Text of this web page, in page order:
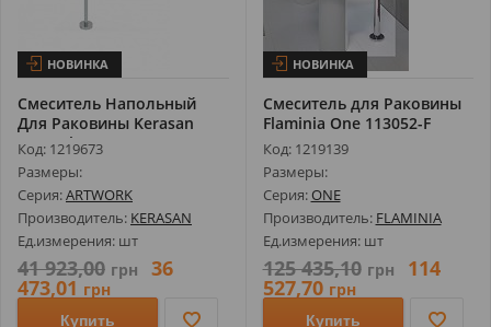
НОВИНКА
Смеситель Напольный
Для Раковины Kerasan
Artwork 756...
Код: 1219673
Размеры:
Серия:ARTWORK
Производитель: KERASAN
Ед.измерения: шт
41 923,00 грн 36
473,01 грн
Купить
НОВИНКА
Смеситель для Раковины
Flaminia One 113052-F
Отдельн...
Код: 1219139
Размеры:
Серия:ONE
Производитель: FLAMINIA
Ед.измерения: шт
125 435,10 грн 114
527,70 грн
Купить